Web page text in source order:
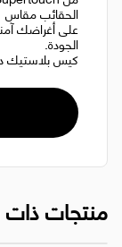
على أغراضك
الجودة.
كيس بلاستيك
منتجات
كيس سوبر تاتش بسحاب